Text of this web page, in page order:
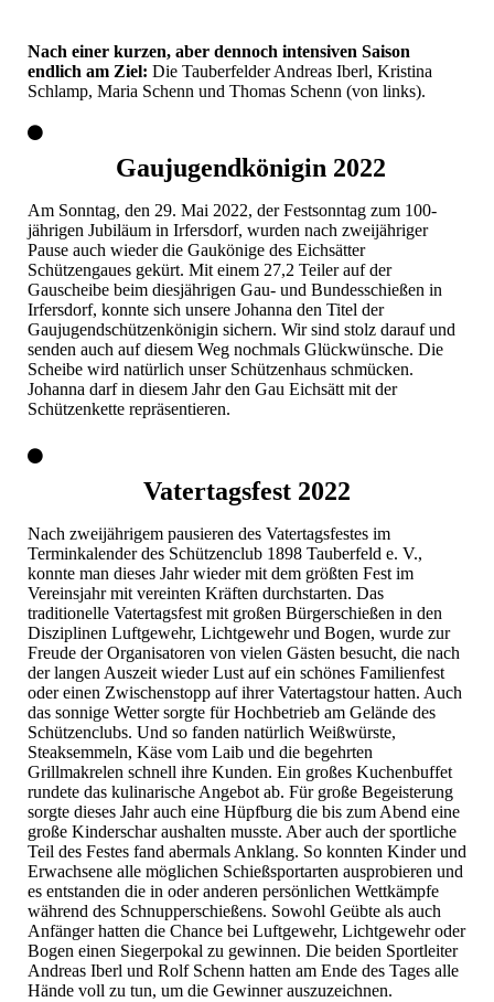
Nach einer kurzen, aber dennoch intensiven Saison
endlich am Ziel: Die Tauberfelder Andreas Iberl, Kristina
Schlamp, Maria Schenn und Thomas Schenn (von links).
Gaujugendkönigin 2022
Am Sonntag, den 29. Mai 2022, der Festsonntag zum 100-
jährigen Jubiläum in Irfersdorf, wurden nach zweijähriger
Pause auch wieder die Gaukönige des Eichsätter
Schützengaues gekürt. Mit einem 27,2 Teiler auf der
Gauscheibe beim diesjährigen Gau- und Bundesschießen in
Irfersdorf, konnte sich unsere Johanna den Titel der
Gaujugendschützenkönigin sichern. Wir sind stolz darauf und
senden auch auf diesem Weg nochmals Glückwünsche. Die
Scheibe wird natürlich unser Schützenhaus schmücken.
Johanna darf in diesem Jahr den Gau Eichsätt mit der
Schützenkette repräsentieren.
Vatertagsfest 2022
Nach zweijährigem pausieren des Vatertagsfestes im
Terminkalender des Schützenclub 1898 Tauberfeld e. V.,
konnte man dieses Jahr wieder mit dem größten Fest im
Vereinsjahr mit vereinten Kräften durchstarten. Das
traditionelle Vatertagsfest mit großen Bürgerschießen in den
Disziplinen Luftgewehr, Lichtgewehr und Bogen, wurde zur
Freude der Organisatoren von vielen Gästen besucht, die nach
der langen Auszeit wieder Lust auf ein schönes Familienfest
oder einen Zwischenstopp auf ihrer Vatertagstour hatten. Auch
das sonnige Wetter sorgte für Hochbetrieb am Gelände des
Schützenclubs. Und so fanden natürlich Weißwürste,
Steaksemmeln, Käse vom Laib und die begehrten
Grillmakrelen schnell ihre Kunden. Ein großes Kuchenbuffet
rundete das kulinarische Angebot ab. Für große Begeisterung
sorgte dieses Jahr auch eine Hüpfburg die bis zum Abend eine
große Kinderschar aushalten musste. Aber auch der sportliche
Teil des Festes fand abermals Anklang. So konnten Kinder und
Erwachsene alle möglichen Schießsportarten ausprobieren und
es entstanden die in oder anderen persönlichen Wettkämpfe
während des Schnupperschießens. Sowohl Geübte als auch
Anfänger hatten die Chance bei Luftgewehr, Lichtgewehr oder
Bogen einen Siegerpokal zu gewinnen. Die beiden Sportleiter
Andreas Iberl und Rolf Schenn hatten am Ende des Tages alle
Hände voll zu tun, um die Gewinner auszuzeichnen.